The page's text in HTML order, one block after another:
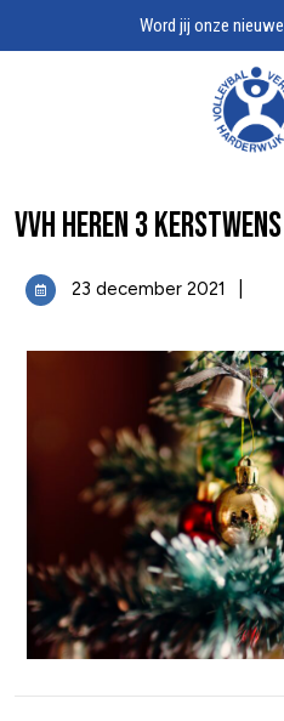
Word jij onze nieuwe
VVH Heren 3 kerstwens
23 december 2021